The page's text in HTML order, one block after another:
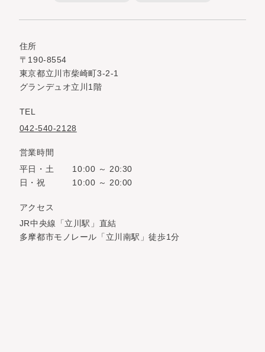
住所
〒190-8554
東京都立川市柴崎町3-2-1
グランデュオ立川1階
TEL
042-540-2128
営業時間
平日・土
10:00 ～ 20:30
日・祝
10:00 ～ 20:00
アクセス
JR中央線「立川駅」直結
多摩都市モノレール「立川南駅」徒歩1分